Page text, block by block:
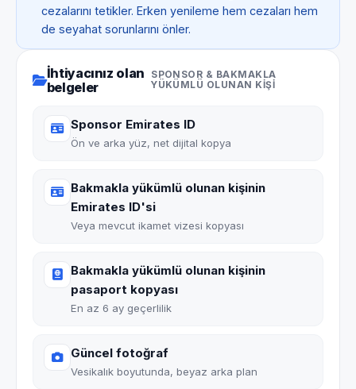
cezalarını tetikler. Erken yenileme hem cezaları hem
de seyahat sorunlarını önler.
İhtiyacınız olan
belgeler
SPONSOR & BAKMAKLA
YÜKÜMLÜ OLUNAN KIŞI
Sponsor Emirates ID
Ön ve arka yüz, net dijital kopya
Bakmakla yükümlü olunan kişinin
Emirates ID'si
Veya mevcut ikamet vizesi kopyası
Bakmakla yükümlü olunan kişinin
pasaport kopyası
En az 6 ay geçerlilik
Güncel fotoğraf
Vesikalık boyutunda, beyaz arka plan